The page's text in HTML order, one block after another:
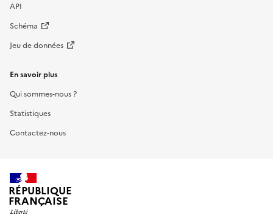
API
Schéma
Jeu de données
En savoir plus
Qui sommes-nous ?
Statistiques
Contactez-nous
RÉPUBLIQUE
FRANÇAISE